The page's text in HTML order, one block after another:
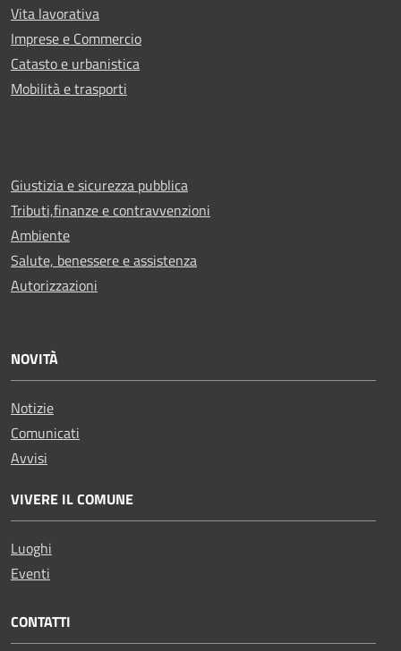
Vita lavorativa
Imprese e Commercio
Catasto e urbanistica
Mobilità e trasporti
Giustizia e sicurezza pubblica
Tributi,finanze e contravvenzioni
Ambiente
Salute, benessere e assistenza
Autorizzazioni
NOVITÀ
Notizie
Comunicati
Avvisi
VIVERE IL COMUNE
Luoghi
Eventi
CONTATTI